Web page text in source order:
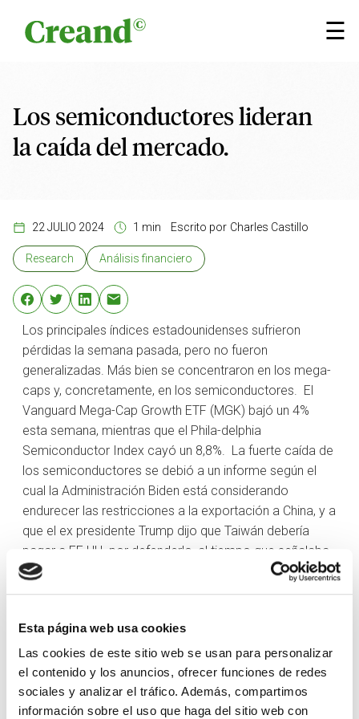
Esta página web usa cookies
Las cookies de este sitio web se usan para personalizar
el contenido y los anuncios, ofrecer funciones de redes
sociales y analizar el tráfico. Además, compartimos
información sobre el uso que haga del sitio web con
☰
×
Los semiconductores lideran
la caída del mercado.
22 JULIO 2024 1 min Escrito por Charles Castillo
Research Análisis financiero
Los principales índices estadounidenses sufrieron
pérdidas la semana pasada, pero no fueron
generalizadas. Más bien se concentraron en los mega-
caps y, concretamente, en los semiconductores. El
Vanguard Mega-Cap Growth ETF (MGK) bajó un 4%
esta semana, mientras que el Phila-delphia
Semiconductor Index cayó un 8,8%. La fuerte caída de
los semiconductores se debió a un informe según el
cual la Administración Biden está considerando
endurecer las restricciones a la exportación a China, y a
que el ex presidente Trump dijo que Taiwán debería
pagar a EE.UU. por defenderlo, al tiempo que señalaba
cómo Taiwán se había llevado gran parte de la
producción de semiconductores que se había
tomaron bastante en serio, ya que lidera las encuestas
para las elecciones presidenciales.
Al comienzo de la semana también se produjo una
continuación de la reciente rotación del dinero, que